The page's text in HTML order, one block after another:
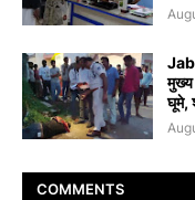
मुख्य
घूमे,
COMMENTS